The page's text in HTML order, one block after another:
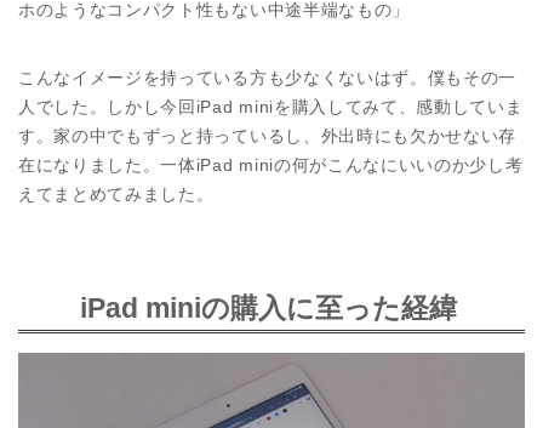
ホのようなコンパクト性もない中途半端なもの」
こんなイメージを持っている方も少なくないはず。僕もその一
人でした。しかし今回iPad miniを購入してみて、感動していま
す。家の中でもずっと持っているし、外出時にも欠かせない存
在になりました。一体iPad miniの何がこんなにいいのか少し考
えてまとめてみました。
iPad miniの購入に至った経緯